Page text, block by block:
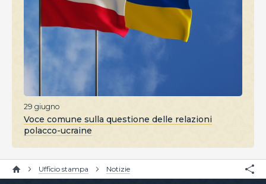
29 giugno
Voce comune sulla questione delle relazioni
polacco-ucraine
Ufficio stampa Notizie